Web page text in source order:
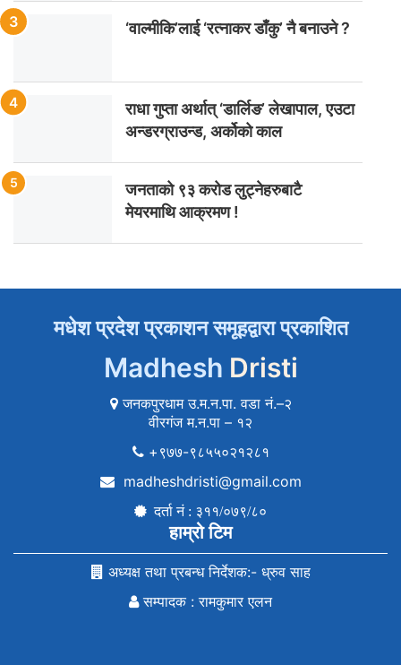
‘वाल्मीकि’लाई ‘रत्नाकर डाँकु’ नै बनाउने ?
राधा गुप्ता अर्थात् ‘डार्लिङ’ लेखापाल, एउटा
अन्डरग्राउन्ड, अर्कोको काल
जनताको ९३ करोड लुट्नेहरुबाटै
मेयरमाथि आक्रमण !
मधेश प्रदेश प्रकाशन समूहद्वारा प्रकाशित
Madhesh Dristi
जनकपुरधाम उ.म.न.पा. वडा नं.–२
वीरगंज म.न.पा – १२
+९७७-९८५५०२१२८१
madheshdristi@gmail.com
दर्ता नं : ३११/०७९/८०
हाम्रो टिम
अध्यक्ष तथा प्रबन्ध निर्देशक:- ध्रुव साह
सम्पादक : रामकुमार एलन